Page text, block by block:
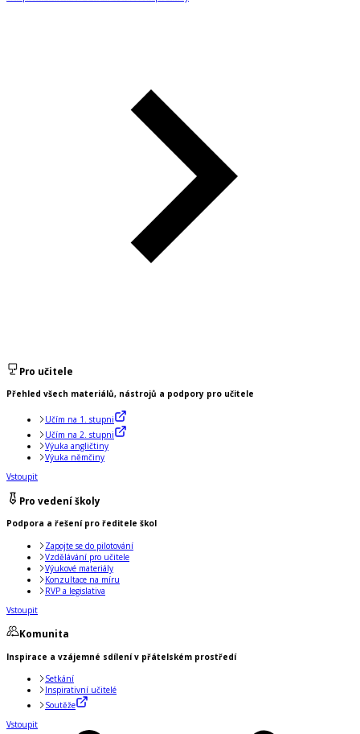
Pro učitele
Přehled všech materiálů, nástrojů a podpory pro učitele
Učím na 1. stupni
Učím na 2. stupni
Výuka angličtiny
Výuka němčiny
Vstoupit
Pro vedení školy
Podpora a řešení pro ředitele škol
Zapojte se do pilotování
Vzdělávání pro učitele
Výukové materiály
Konzultace na míru
RVP a legislativa
Vstoupit
Komunita
Inspirace a vzájemné sdílení v přátelském prostředí
Setkání
Inspirativní učitelé
Soutěže
Vstoupit